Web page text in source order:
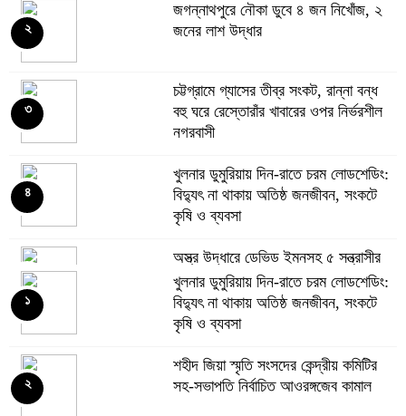
জগন্নাথপুরে নৌকা ডুবে ৪ জন নিখোঁজ, ২
জনের লাশ উদ্ধার
২
চট্টগ্রামে গ্যাসের তীব্র সংকট, রান্না বন্ধ
বহু ঘরে রেস্তোরাঁর খাবারের ওপর নির্ভরশীল
নগরবাসী
৩
খুলনার ডুমুরিয়ায় দিন-রাতে চরম লোডশেডিং:
বিদ্যুৎ না থাকায় অতিষ্ঠ জনজীবন, সংকটে
কৃষি ও ব্যবসা
৪
অস্ত্র উদ্ধারে ডেভিড ইমনসহ ৫ সন্ত্রাসীর
১০ দিনের রিমান্ড চাইবে পুলিশ
৫
সেনবাগে নতুন গ্যাস কূপের খনন শুরু,
মিলতে পারে দৈনিক ৫-৭ মিলিয়ন ঘনফুট
গ্যাস
৬
খুলনার ডুমুরিয়ায় দিন-রাতে চরম লোডশেডিং:
বিদ্যুৎ না থাকায় অতিষ্ঠ জনজীবন, সংকটে
কৃষি ও ব্যবসা
১
শহীদ জিয়া স্মৃতি সংসদের কেন্দ্রীয় কমিটির
সহ-সভাপতি নির্বাচিত আওরঙ্গজেব কামাল
২